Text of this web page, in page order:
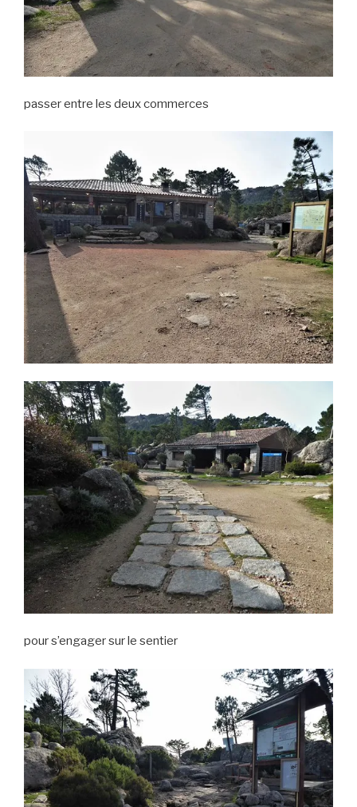
passer entre les deux commerces
pour s’engager sur le sentier